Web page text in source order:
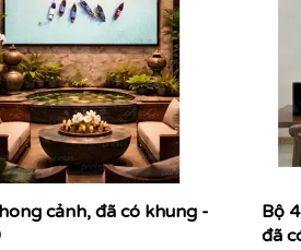
cảnh, đã có khung -
Bộ
đã